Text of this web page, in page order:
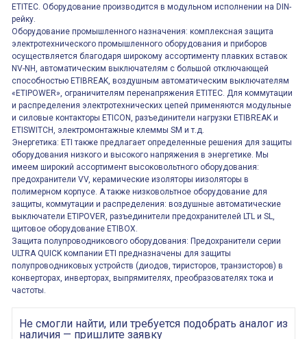
ETITEC. Оборудование производится в модульном исполнении на DIN-
рейку.
Оборудование промышленного назначения: комплексная защита
электротехнического промышленного оборудования и приборов
осуществляется благодаря широкому ассортименту плавких вставок
NV-NH, автоматическим выключателям с большой отключающей
способностью ETIBREAK, воздушным автоматическим выключателям
«ETIPOWER», ограничителям перенапряжения ETITEC. Для коммутации
и распределения электротехнических цепей применяются модульные
и силовые контакторы ETICON, разъединители нагрузки ETIBREAK и
ETISWITCH, электромонтажные клеммы SM и т.д.
Энергетика: ETI также предлагает определенные решения для защиты
оборудования низкого и высокого напряжения в энергетике. Мы
имеем широкий ассортимент высоковольтного оборудования:
предохранители VV, керамические изоляторы иизоляторы в
полимерном корпусе. А также низковольтное оборудование для
защиты, коммутации и распределения: воздушные автоматические
выключатели ETIPOVER, разъединители предохранителей LTL и SL,
щитовое оборудование ETIBOX.
Защита полупроводникового оборудования: Предохранители серии
ULTRA QUICK компании ETI предназначены для защиты
полупроводниковых устройств (диодов, тиристоров, транзисторов) в
конверторах, инверторах, выпрямителях, преобразователях тока и
частоты.
Не смогли найти, или требуется подобрать аналог из
наличия — пришлите заявку